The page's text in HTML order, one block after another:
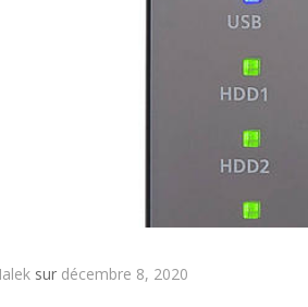
sur décembre 8, 2020